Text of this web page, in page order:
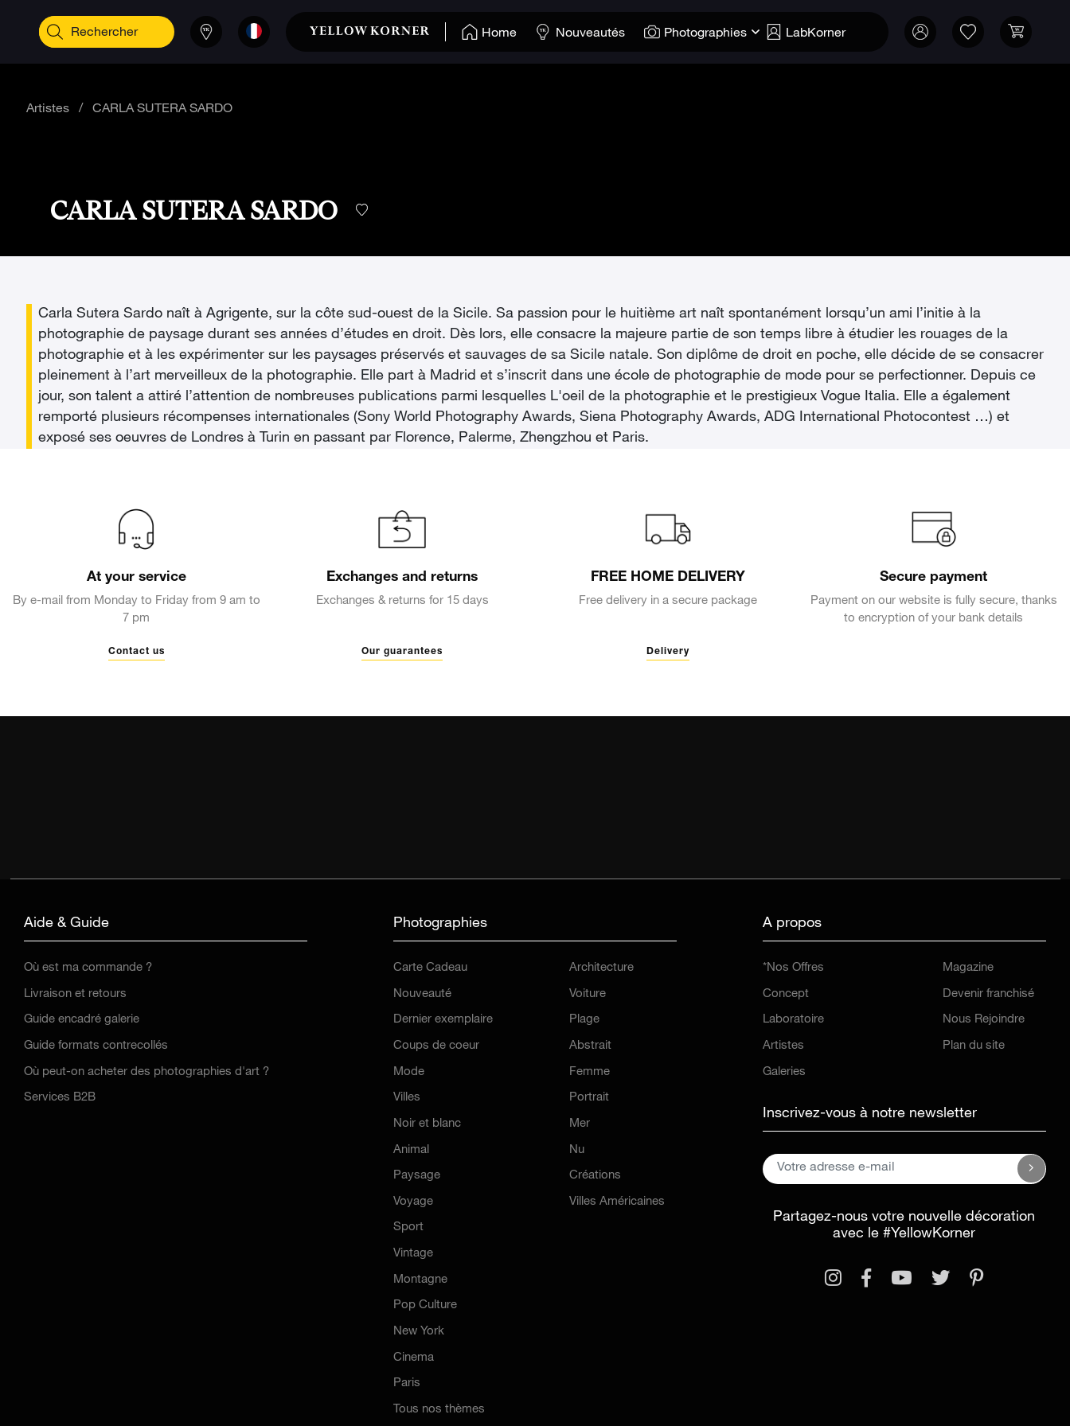
Home Nouveautés Photographies LabKorner
Artistes / CARLA SUTERA SARDO
CARLA SUTERA SARDO
Carla Sutera Sardo naît à Agrigente, sur la côte sud-ouest de la Sicile. Sa passion pour le huitième art naît spontanément lorsqu’un ami l’initie à la
photographie de paysage durant ses années d’études en droit. Dès lors, elle consacre la majeure partie de son temps libre à étudier les rouages de la
photographie et à les expérimenter sur les paysages préservés et sauvages de sa Sicile natale. Son diplôme de droit en poche, elle décide de se consacrer
pleinement à l’art merveilleux de la photographie. Elle part à Madrid et s’inscrit dans une école de photographie de mode pour se perfectionner. Depuis ce
jour, son talent a attiré l’attention de nombreuses publications parmi lesquelles L'oeil de la photographie et le prestigieux Vogue Italia. Elle a également
remporté plusieurs récompenses internationales (Sony World Photography Awards, Siena Photography Awards, ADG International Photocontest …) et
exposé ses oeuvres de Londres à Turin en passant par Florence, Palerme, Zhengzhou et Paris.
At your service
By e-mail from Monday to Friday from 9 am to
7 pm
Contact us
Exchanges and returns
Exchanges & returns for 15 days
Our guarantees
FREE HOME DELIVERY
Free delivery in a secure package
Delivery
Secure payment
Payment on our website is fully secure, thanks
to encryption of your bank details
Aide & Guide
Où est ma commande ?
Livraison et retours
Guide encadré galerie
Guide formats contrecollés
Où peut-on acheter des photographies d'art ?
Services B2B
Photographies
Carte Cadeau
Nouveauté
Dernier exemplaire
Coups de coeur
Mode
Villes
Noir et blanc
Animal
Paysage
Voyage
Sport
Architecture
Voiture
Plage
Abstrait
Femme
Portrait
Mer
Nu
Créations
Villes Américaines
Vintage
Montagne
Pop Culture
New York
Cinema
Paris
Tous nos thèmes
A propos
*Nos Offres
Concept
Laboratoire
Artistes
Galeries
Magazine
Devenir franchisé
Nous Rejoindre
Plan du site
Inscrivez-vous à notre newsletter
Partagez-nous votre nouvelle décoration
avec le#YellowKorner